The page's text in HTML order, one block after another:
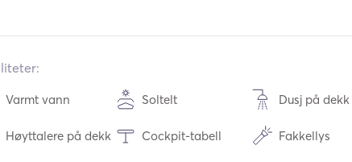
Varmt vann Soltelt Dusj på dekk
Høyttalere på dekk Cockpit-tabell Fakkellys